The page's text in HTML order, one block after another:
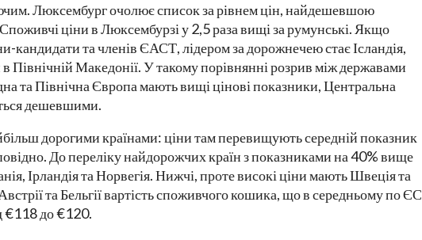
Люксембург очолює список за рівнем цін, найдешевшою
ціни в Люксембурзі у 2,5 раза вищі за румунські. Якщо
кандидати та членів ЄАСТ, лідером за дорожнечею стає Ісландія,
Північній Македонії. У такому порівнянні розрив між державами
та Північна Європа мають вищі цінові показники, Центральна
дешевшими.
дорогими країнами: ціни там перевищують середній показник
До переліку найдорожчих країн з показниками на 40% вище
Ірландія та Норвегія. Нижчі, проте високі ціни мають Швеція та
та Бельгії вартість споживчого кошика, що в середньому по ЄС
€118 до €120.